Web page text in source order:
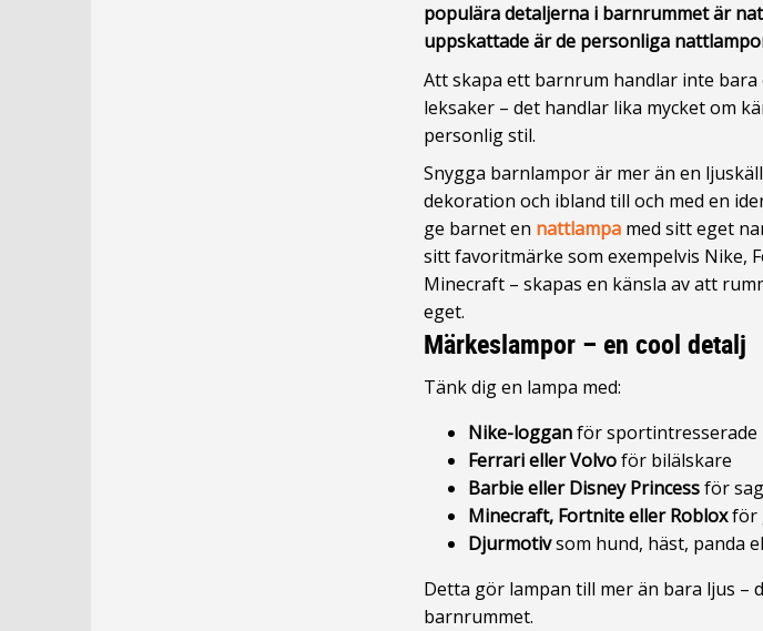
populära detaljerna i barnrummet är
uppskattade är de personliga
Att skapa ett barnrum handlar inte
leksaker – det handlar lika mycket om
personlig stil.
Snygga barnlampor är mer än en
dekoration och ibland till och med en
ge barnet en nattlampa med sitt eget
sitt favoritmärke som exempelvis Nike,
Minecraft – skapas en känsla av att
eget.
Märkeslampor – en cool detalj
Tänk dig en lampa med:
Nike-logganför sportintresserade
Ferrari eller Volvoför bilälskare
Barbie eller Disney Princessför
Minecraft, Fortnite eller Robloxför
Djurmotivsom hund, häst, panda
Detta gör lampan till mer än bara ljus –
barnrummet.